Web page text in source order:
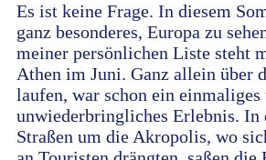
Es ist keine Frage. In diesem
ganz besonderes, Europa zu
meiner persönlichen Liste steht
Athen im Juni. Ganz allein über
laufen, war schon ein einmaliges
unwiederbringliches Erlebnis. In
Straßen um die Akropolis, wo